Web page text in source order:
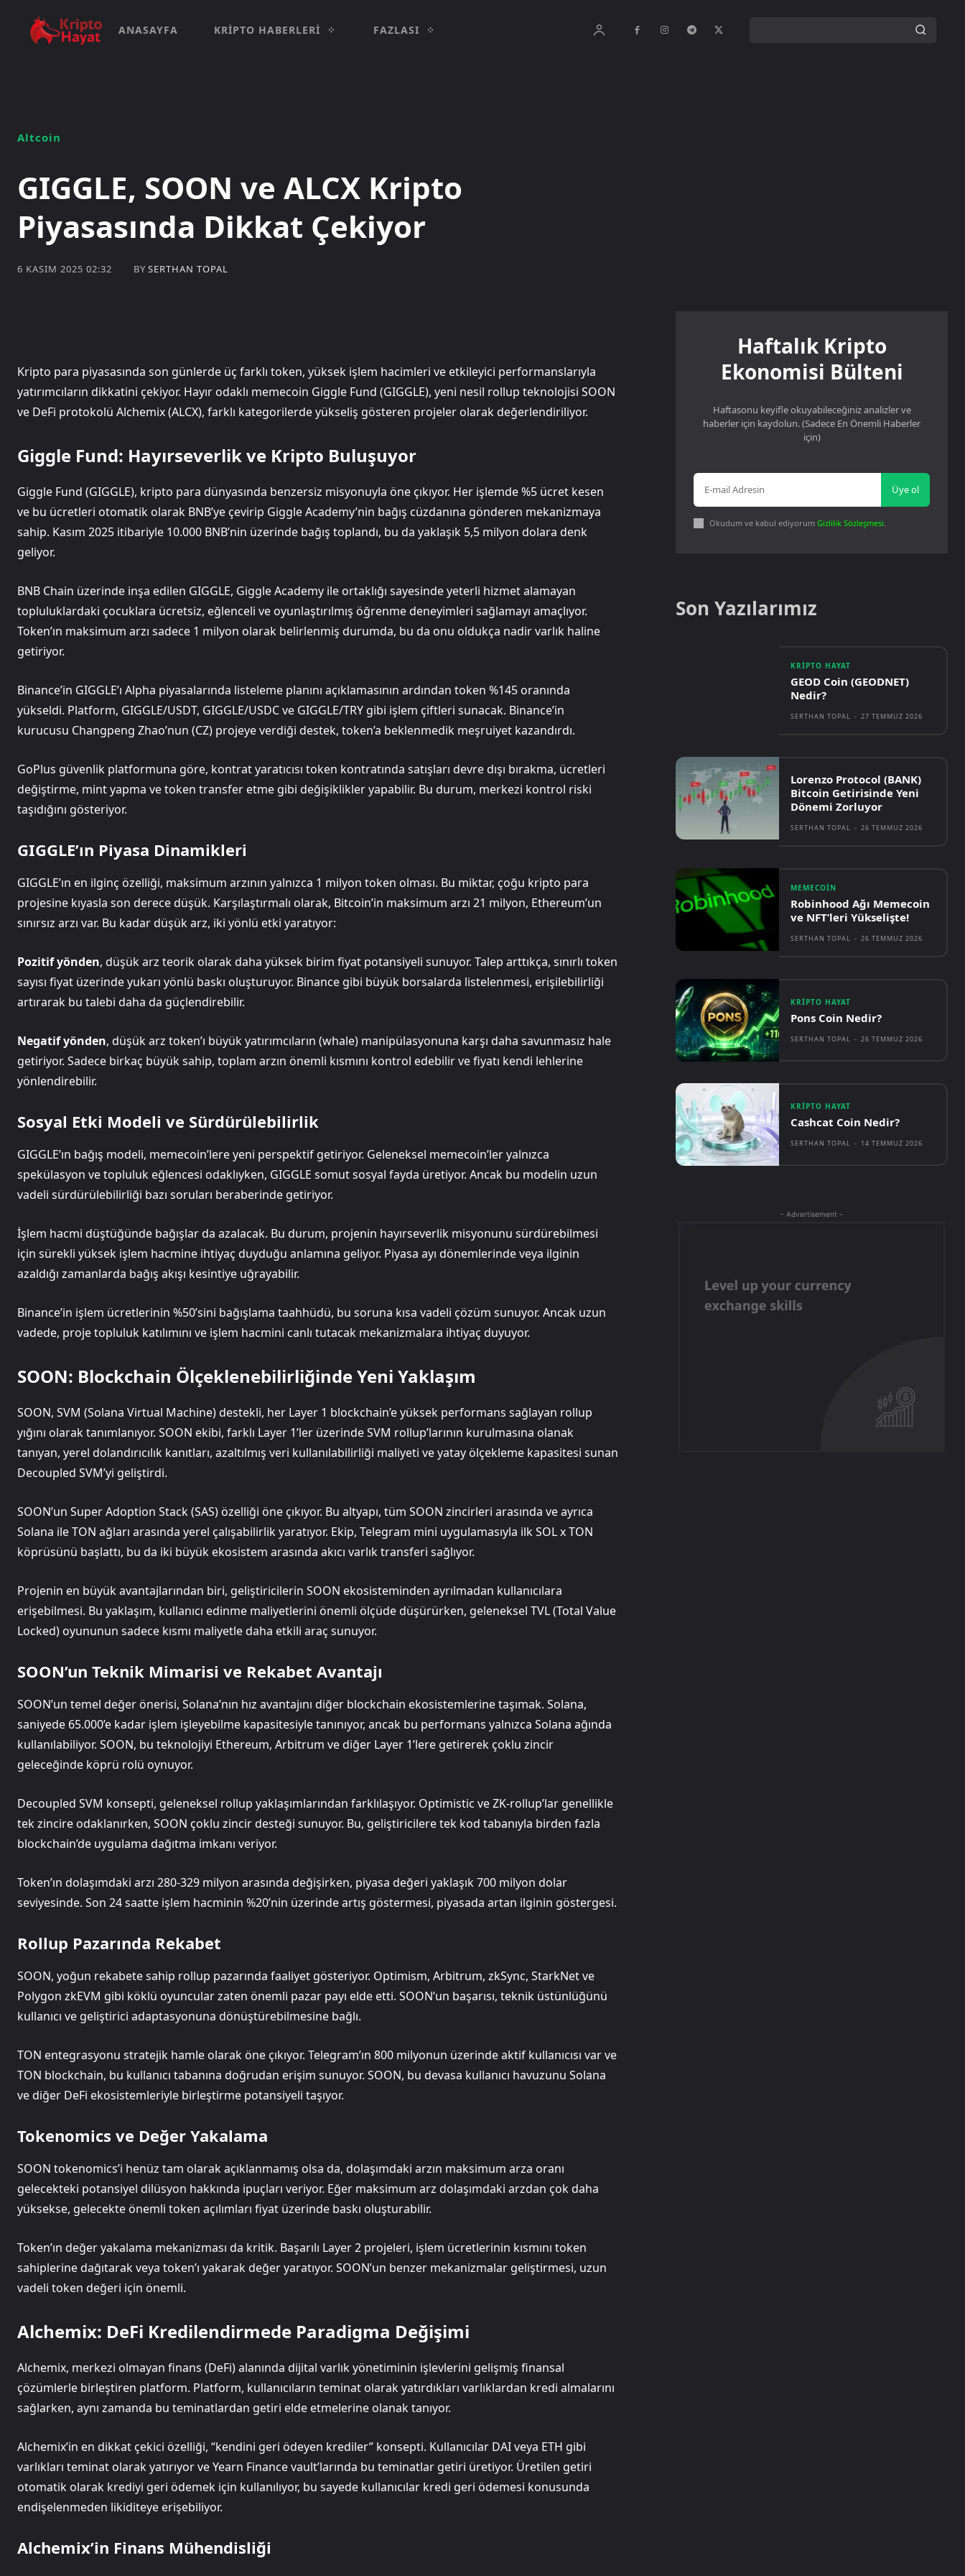
ANASAYFA KRIPTO HABERLERI FAZLASI
Altcoin
GIGGLE, SOON ve ALCX Kripto
Piyasasında Dikkat Çekiyor
6 KASIM 2025 02:32 BY SERTHAN TOPAL
Kripto para piyasasında son günlerde üç farklı token, yüksek işlem hacimleri ve etkileyici performanslarıyla
yatırımcıların dikkatini çekiyor. Hayır odaklı memecoin Giggle Fund (GIGGLE), yeni nesil rollup teknolojisi SOON
ve DeFi protokolü Alchemix (ALCX), farklı kategorilerde yükseliş gösteren projeler olarak değerlendiriliyor.
Giggle Fund: Hayırseverlik ve Kripto Buluşuyor
Giggle Fund (GIGGLE), kripto para dünyasında benzersiz misyonuyla öne çıkıyor. Her işlemde %5 ücret kesen
ve bu ücretleri otomatik olarak BNB’ye çevirip Giggle Academy’nin bağış cüzdanına gönderen mekanizmaya
sahip. Kasım 2025 itibariyle 10.000 BNB’nin üzerinde bağış toplandı, bu da yaklaşık 5,5 milyon dolara denk
geliyor.
BNB Chain üzerinde inşa edilen GIGGLE, Giggle Academy ile ortaklığı sayesinde yeterli hizmet alamayan
topluluklardaki çocuklara ücretsiz, eğlenceli ve oyunlaştırılmış öğrenme deneyimleri sağlamayı amaçlıyor.
Token’ın maksimum arzı sadece 1 milyon olarak belirlenmiş durumda, bu da onu oldukça nadir varlık haline
getiriyor.
Binance’in GIGGLE’ı Alpha piyasalarında listeleme planını açıklamasının ardından token %145 oranında
yükseldi. Platform, GIGGLE/USDT, GIGGLE/USDC ve GIGGLE/TRY gibi işlem çiftleri sunacak. Binance’in
kurucusu Changpeng Zhao’nun (CZ) projeye verdiği destek, token’a beklenmedik meşruiyet kazandırdı.
GoPlus güvenlik platformuna göre, kontrat yaratıcısı token kontratında satışları devre dışı bırakma, ücretleri
değiştirme, mint yapma ve token transfer etme gibi değişiklikler yapabilir. Bu durum, merkezi kontrol riski
taşıdığını gösteriyor.
GIGGLE’ın Piyasa Dinamikleri
GIGGLE’ın en ilginç özelliği, maksimum arzının yalnızca 1 milyon token olması. Bu miktar, çoğu kripto para
projesine kıyasla son derece düşük. Karşılaştırmalı olarak, Bitcoin’in maksimum arzı 21 milyon, Ethereum’un
sınırsız arzı var. Bu kadar düşük arz, iki yönlü etki yaratıyor:
Pozitif yönden, düşük arz teorik olarak daha yüksek birim fiyat potansiyeli sunuyor. Talep arttıkça, sınırlı token
sayısı fiyat üzerinde yukarı yönlü baskı oluşturuyor. Binance gibi büyük borsalarda listelenmesi, erişilebilirliği
artırarak bu talebi daha da güçlendirebilir.
Negatif yönden, düşük arz token’ı büyük yatırımcıların (whale) manipülasyonuna karşı daha savunmasız hale
getiriyor. Sadece birkaç büyük sahip, toplam arzın önemli kısmını kontrol edebilir ve fiyatı kendi lehlerine
yönlendirebilir.
Sosyal Etki Modeli ve Sürdürülebilirlik
GIGGLE’ın bağış modeli, memecoin’lere yeni perspektif getiriyor. Geleneksel memecoin’ler yalnızca
spekülasyon ve topluluk eğlencesi odaklıyken, GIGGLE somut sosyal fayda üretiyor. Ancak bu modelin uzun
vadeli sürdürülebilirliği bazı soruları beraberinde getiriyor.
İşlem hacmi düştüğünde bağışlar da azalacak. Bu durum, projenin hayırseverlik misyonunu sürdürebilmesi
için sürekli yüksek işlem hacmine ihtiyaç duyduğu anlamına geliyor. Piyasa ayı dönemlerinde veya ilginin
azaldığı zamanlarda bağış akışı kesintiye uğrayabilir.
Binance’in işlem ücretlerinin %50’sini bağışlama taahhüdü, bu soruna kısa vadeli çözüm sunuyor. Ancak uzun
vadede, proje topluluk katılımını ve işlem hacmini canlı tutacak mekanizmalara ihtiyaç duyuyor.
SOON: Blockchain Ölçeklenebilirliğinde Yeni Yaklaşım
SOON, SVM (Solana Virtual Machine) destekli, her Layer 1 blockchain’e yüksek performans sağlayan rollup
yığını olarak tanımlanıyor. SOON ekibi, farklı Layer 1’ler üzerinde SVM rollup’larının kurulmasına olanak
tanıyan, yerel dolandırıcılık kanıtları, azaltılmış veri kullanılabilirliği maliyeti ve yatay ölçekleme kapasitesi sunan
Decoupled SVM’yi geliştirdi.
SOON’un Super Adoption Stack (SAS) özelliği öne çıkıyor. Bu altyapı, tüm SOON zincirleri arasında ve ayrıca
Solana ile TON ağları arasında yerel çalışabilirlik yaratıyor. Ekip, Telegram mini uygulamasıyla ilk SOL x TON
köprüsünü başlattı, bu da iki büyük ekosistem arasında akıcı varlık transferi sağlıyor.
Projenin en büyük avantajlarından biri, geliştiricilerin SOON ekosisteminden ayrılmadan kullanıcılara
erişebilmesi. Bu yaklaşım, kullanıcı edinme maliyetlerini önemli ölçüde düşürürken, geleneksel TVL (Total Value
Locked) oyununun sadece kısmı maliyetle daha etkili araç sunuyor.
SOON’un Teknik Mimarisi ve Rekabet Avantajı
SOON’un temel değer önerisi, Solana’nın hız avantajını diğer blockchain ekosistemlerine taşımak. Solana,
saniyede 65.000’e kadar işlem işleyebilme kapasitesiyle tanınıyor, ancak bu performans yalnızca Solana ağında
kullanılabiliyor. SOON, bu teknolojiyi Ethereum, Arbitrum ve diğer Layer 1’lere getirerek çoklu zincir
geleceğinde köprü rolü oynuyor.
Decoupled SVM konsepti, geleneksel rollup yaklaşımlarından farklılaşıyor. Optimistic ve ZK-rollup’lar genellikle
tek zincire odaklanırken, SOON çoklu zincir desteği sunuyor. Bu, geliştiricilere tek kod tabanıyla birden fazla
blockchain’de uygulama dağıtma imkanı veriyor.
Token’ın dolaşımdaki arzı 280-329 milyon arasında değişirken, piyasa değeri yaklaşık 700 milyon dolar
seviyesinde. Son 24 saatte işlem hacminin %20’nin üzerinde artış göstermesi, piyasada artan ilginin göstergesi.
Rollup Pazarında Rekabet
SOON, yoğun rekabete sahip rollup pazarında faaliyet gösteriyor. Optimism, Arbitrum, zkSync, StarkNet ve
Polygon zkEVM gibi köklü oyuncular zaten önemli pazar payı elde etti. SOON’un başarısı, teknik üstünlüğünü
kullanıcı ve geliştirici adaptasyonuna dönüştürebilmesine bağlı.
TON entegrasyonu stratejik hamle olarak öne çıkıyor. Telegram’ın 800 milyonun üzerinde aktif kullanıcısı var ve
TON blockchain, bu kullanıcı tabanına doğrudan erişim sunuyor. SOON, bu devasa kullanıcı havuzunu Solana
ve diğer DeFi ekosistemleriyle birleştirme potansiyeli taşıyor.
Tokenomics ve Değer Yakalama
SOON tokenomics’i henüz tam olarak açıklanmamış olsa da, dolaşımdaki arzın maksimum arza oranı
gelecekteki potansiyel dilüsyon hakkında ipuçları veriyor. Eğer maksimum arz dolaşımdaki arzdan çok daha
yüksekse, gelecekte önemli token açılımları fiyat üzerinde baskı oluşturabilir.
Token’ın değer yakalama mekanizması da kritik. Başarılı Layer 2 projeleri, işlem ücretlerinin kısmını token
sahiplerine dağıtarak veya token’ı yakarak değer yaratıyor. SOON’un benzer mekanizmalar geliştirmesi, uzun
vadeli token değeri için önemli.
Alchemix: DeFi Kredilendirmede Paradigma Değişimi
Alchemix, merkezi olmayan finans (DeFi) alanında dijital varlık yönetiminin işlevlerini gelişmiş finansal
çözümlerle birleştiren platform. Platform, kullanıcıların teminat olarak yatırdıkları varlıklardan kredi almalarını
sağlarken, aynı zamanda bu teminatlardan getiri elde etmelerine olanak tanıyor.
Alchemix’in en dikkat çekici özelliği, “kendini geri ödeyen krediler” konsepti. Kullanıcılar DAI veya ETH gibi
varlıkları teminat olarak yatırıyor ve Yearn Finance vault’larında bu teminatlar getiri üretiyor. Üretilen getiri
otomatik olarak krediyi geri ödemek için kullanılıyor, bu sayede kullanıcılar kredi geri ödemesi konusunda
endişelenmeden likiditeye erişebiliyor.
Alchemix’in Finans Mühendisliği
Haftalık Kripto
Ekonomisi Bülteni
Haftasonu keyifle okuyabileceğiniz analizler ve
haberler için kaydolun. (Sadece En Önemli Haberler
için)
Üye ol
Okudum ve kabul ediyorumGizlilik Sözleşmesi.
Son Yazılarımız
KRIPTO HAYAT
GEOD Coin (GEODNET)
Nedir?
SERTHAN TOPAL - 27 TEMMUZ 2026
Lorenzo Protocol (BANK)
Bitcoin Getirisinde Yeni
Dönemi Zorluyor
SERTHAN TOPAL - 26 TEMMUZ 2026
MEMECOIN
Robinhood Ağı Memecoin
ve NFT’leri Yükselişte!
SERTHAN TOPAL - 26 TEMMUZ 2026
KRIPTO HAYAT
Pons Coin Nedir?
SERTHAN TOPAL - 26 TEMMUZ 2026
KRIPTO HAYAT
Cashcat Coin Nedir?
SERTHAN TOPAL - 14 TEMMUZ 2026
- Advertisement -